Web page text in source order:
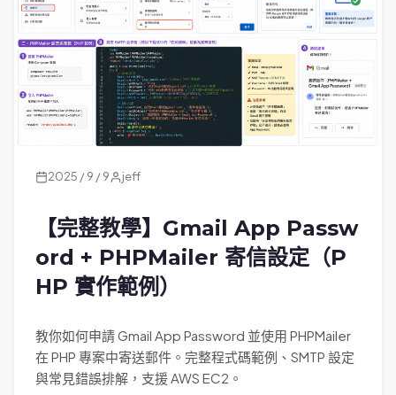
2025 / 9 / 9 jeff
【完整教學】Gmail App Passw
ord + PHPMailer 寄信設定（P
HP 實作範例）
教你如何申請 Gmail App Password 並使用 PHPMailer
在 PHP 專案中寄送郵件。完整程式碼範例、SMTP 設定
與常見錯誤排解，支援 AWS EC2。